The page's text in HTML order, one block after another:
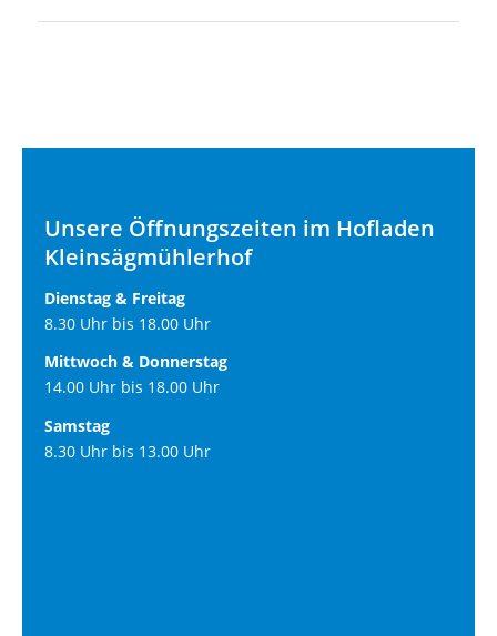
Unsere Öffnungszeiten im Hofladen
Kleinsägmühlerhof
Dienstag & Freitag
8.30 Uhr bis 18.00 Uhr
Mittwoch & Donnerstag
14.00 Uhr bis 18.00 Uhr
Samstag
8.30 Uhr bis 13.00 Uhr